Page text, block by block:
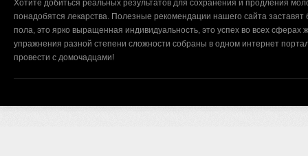
Хотите добиться реальных результатов для сохранения и продления
понадобятся лекарства. Полезные рекомендации нашего сайта
пола, это ярко выращенная индивидуальность, это успех во всех
упражнения разной степени сложности собраны в одном интернет
провести с домочадцами!